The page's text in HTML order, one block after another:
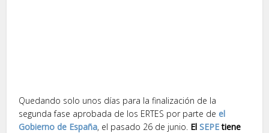
Quedando solo unos días para la finalización de la
segunda fase aprobada de los ERTES por parte deel
Gobierno de España, el pasado 26 de junio. ElSEPEtiene